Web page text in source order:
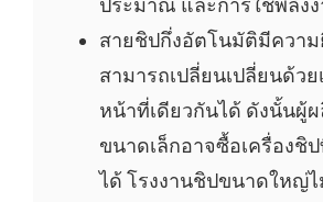
สายชิปกึ่งอัตโนมัติมีควา
สามารถเปลี่ยนเปลี่ยนด้วย
หน้าที่เดียวกันได้ ดังนั้นผู้
ขนาดเล็กอาจซื้อเครื่องชิ
ได้ โรงงานชิปขนาดใหญ่